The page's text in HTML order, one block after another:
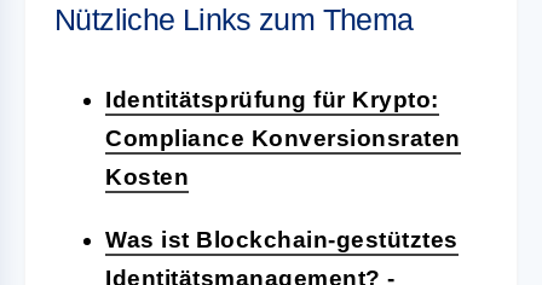
Nützliche Links zum Thema
Identitätsprüfung für Krypto:
Compliance Konversionsraten
Kosten
Was ist Blockchain-gestütztes
Identitätsmanagement? -